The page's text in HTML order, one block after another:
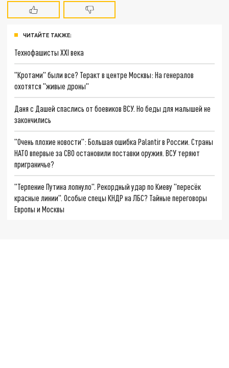
ЧИТАЙТЕ ТАКЖЕ:
Технофашисты XXI века
"Кротами" были все? Теракт в центре Москвы: На генералов
охотятся "живые дроны"
Даня с Дашей спаслись от боевиков ВСУ. Но беды для малышей не
закончились
"Очень плохие новости": Большая ошибка Palantir в России. Страны
НАТО впервые за СВО остановили поставки оружия. ВСУ теряют
приграничье?
"Терпение Путина лопнуло". Рекордный удар по Киеву "пересёк
красные линии". Особые спецы КНДР на ЛБС? Тайные переговоры
Европы и Москвы